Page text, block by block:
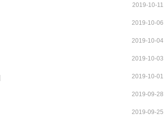
2019-10-11
2019-10-06
2019-10-04
2019-10-03
2019-10-01
2019-09-28
2019-09-25